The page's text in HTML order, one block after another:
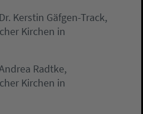
Kerstin Gäfgen-Track,
Kirchen in
Radtke,
Kirchen in